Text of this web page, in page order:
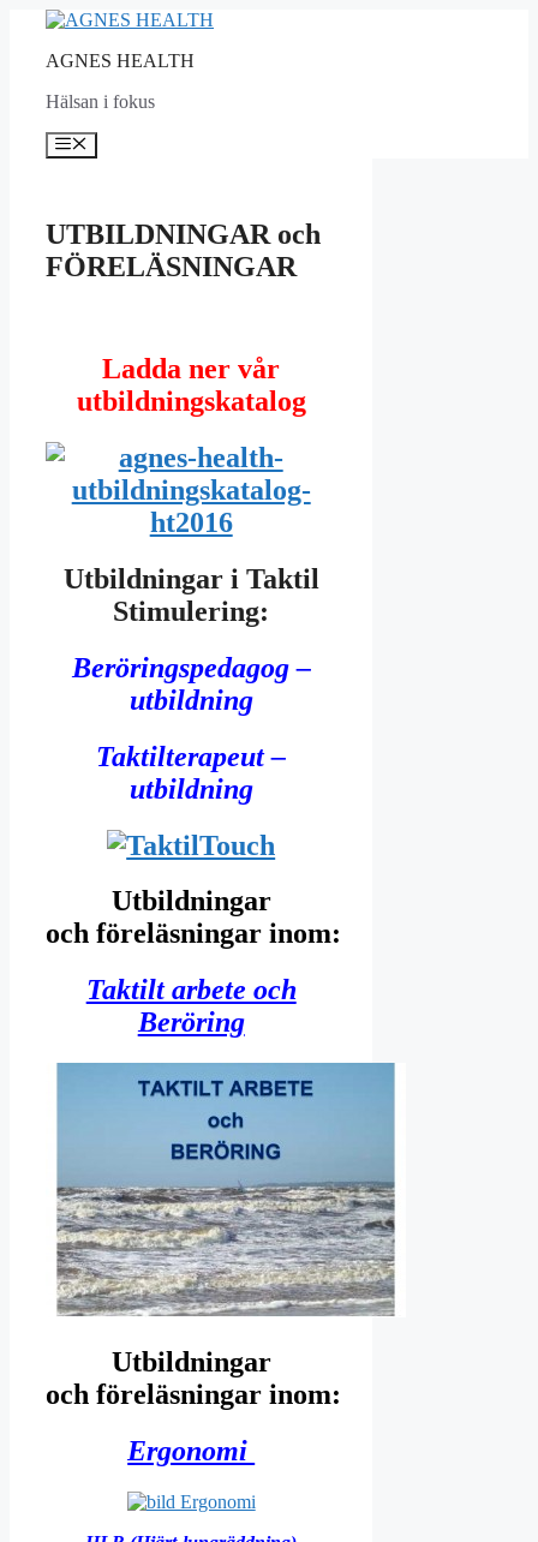
Hoppa
innehållAGNES HEALTH
Hälsan i fokus
Meny
UTBILDNINGAR och
FÖRELÄSNINGAR
Ladda ner vår
utbildningskatalog
Utbildningar i Taktil
Stimulering:
Beröringspedagog –
utbildning
Taktilterapeut –
utbildning
Utbildningar
och föreläsningar inom:
Taktilt arbete och
Beröring
Utbildningar
och föreläsningar inom:
Ergonomi